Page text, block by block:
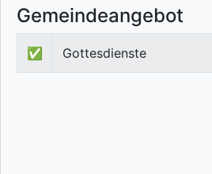
Gemeindeangebot
✅ Gottesdienste